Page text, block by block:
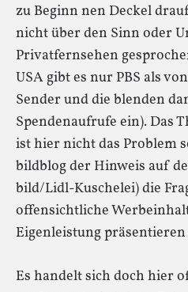
zu Beginn nen Deckel
nicht über den Sinn oder
Privatfernsehen
USA gibt es nur PBS als
Sender und die blenden
Spendenaufrufe ein). Das
ist hier nicht das Problem
bildblog der Hinweis auf
bild/Lidl-Kuschelei) die
offensichtliche
Eigenleistung
Es handelt sich doch hier